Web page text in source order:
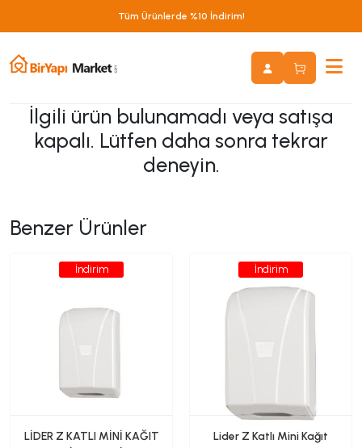
Tüm Ürünlerde %10 İndirim!
İlgili ürün bulunamadı veya satışa
kapalı. Lütfen daha sonra tekrar
deneyin.
Benzer Ürünler
İndirim
LİDER Z KATLI MİNİ KAĞIT
İndirim
Lider Z Katlı Mini Kağıt